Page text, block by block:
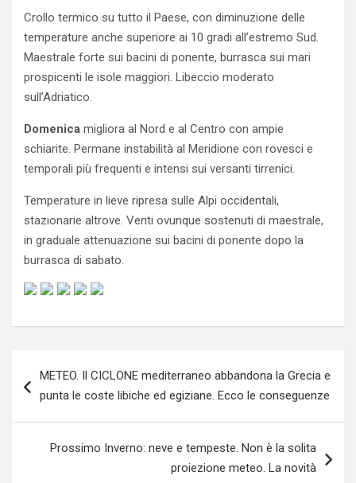
Crollo termico su tutto il Paese, con diminuzione delle
temperature anche superiore ai 10 gradi all’estremo Sud.
Maestrale forte sui bacini di ponente, burrasca sui mari
prospicenti le isole maggiori. Libeccio moderato
sull’Adriatico.
Domenica migliora al Nord e al Centro con ampie
schiarite. Permane instabilità al Meridione con rovesci e
temporali più frequenti e intensi sui versanti tirrenici.
Temperature in lieve ripresa sulle Alpi occidentali,
stazionarie altrove. Venti ovunque sostenuti di maestrale,
in graduale attenuazione sui bacini di ponente dopo la
burrasca di sabato.
articoli
METEO. Il CICLONE mediterraneo abbandona la Grecia e
punta le coste libiche ed egiziane. Ecco le conseguenze
Prossimo Inverno: neve e tempeste. Non è la solita
proiezione meteo. La novità